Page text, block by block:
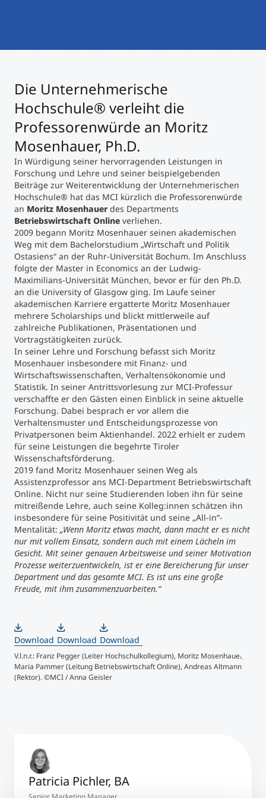
Study Finder Bachelor/Master
Masterclasses
Management-Seminare
Technische Weiterbildung
Maßgeschneiderte Programme
Studienberatung
Executive Education Finder
Die Unternehmerische
Hochschule® verleiht die
Professorenwürde an Moritz
Mosenhauer, Ph.D.
In Würdigung seiner hervorragenden Leistungen in
Forschung und Lehre und seiner beispielgebenden
Beiträge zur Weiterentwicklung der Unternehmerischen
Hochschule® hat das MCI kürzlich die Professorenwürde
an Moritz Mosenhauerdes Departments
Betriebswirtschaft Online verliehen.
2009 begann Moritz Mosenhauer seinen akademischen
Weg mit dem Bachelorstudium „Wirtschaft und Politik
Ostasiens“ an der Ruhr-Universität Bochum. Im Anschluss
folgte der Master in Economics an der Ludwig-
Maximilians-Universität München, bevor er für den Ph.D.
an die University of Glasgow ging. Im Laufe seiner
akademischen Karriere ergatterte Moritz Mosenhauer
mehrere Scholarships und blickt mittlerweile auf
zahlreiche Publikationen, Präsentationen und
Vortragstätigkeiten zurück.
In seiner Lehre und Forschung befasst sich Moritz
Mosenhauer insbesondere mit Finanz- und
Wirtschaftswissenschaften, Verhaltensökonomie und
Statistik. In seiner Antrittsvorlesung zur MCI-Professur
verschaffte er den Gästen einen Einblick in seine aktuelle
Forschung. Dabei besprach er vor allem die
Verhaltensmuster und Entscheidungsprozesse von
Privatpersonen beim Aktienhandel. 2022 erhielt er zudem
für seine Leistungen die begehrte Tiroler
Wissenschaftsförderung.
2019 fand Moritz Mosenhauer seinen Weg als
Assistenzprofessor ans MCI-Department Betriebswirtschaft
Online. Nicht nur seine Studierenden loben ihn für seine
mitreißende Lehre, auch seine Kolleg:innen schätzen ihn
insbesondere für seine Positivität und seine „All-in“-
Mentalität: „Wenn Moritz etwas macht, dann macht er es nicht
nur mit vollem Einsatz, sondern auch mit einem Lächeln im
Gesicht. Mit seiner genauen Arbeitsweise und seiner Motivation
Prozesse weiterzuentwickeln, ist er eine Bereicherung für unser
Department und das gesamte MCI. Es ist uns eine große
Freude, mit ihm zusammenzuarbeiten.“
Download Download Download
V.l.n.r.: Franz Pegger (Leiter Hochschulkollegium), Moritz Mosenhauer,
Maria Pammer (Leitung Betriebswirtschaft Online), Andreas Altmann
(Rektor). ©MCI / Anna Geisler
Patricia Pichler, BA